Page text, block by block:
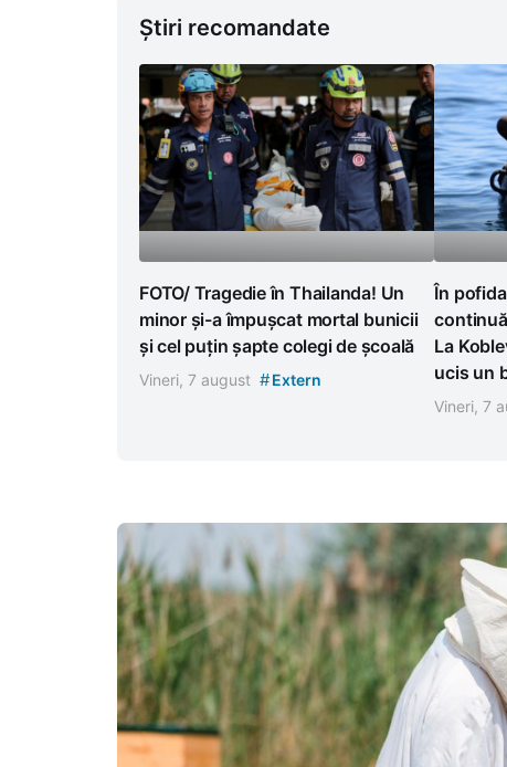
Știri recomandate
FOTO/ Tragedie în Thailanda! Un
minor și-a împușcat mortal bunicii
și cel puțin șapte colegi de școală
Vineri, 7 august #Extern
În
La
ucis un
Vineri, 7